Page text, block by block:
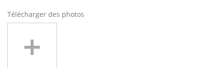
Télécharger des photos